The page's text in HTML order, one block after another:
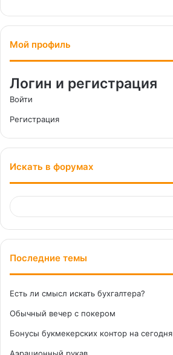
Мой профиль
Логин и регистрация
Войти
Регистрация
Искать в форумах
Последние темы
Есть ли смысл искать бухгалтера?
Обычный вечер с покером
Бонусы букмекерских контор на сегодня